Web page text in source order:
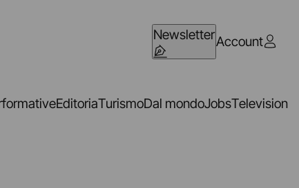
NewsletterAccount
EditoriaTurismoDal mondoJobsTelevision